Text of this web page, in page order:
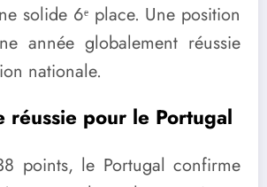
solide 6ᵉ place. Une position
année globalement réussie
nationale.
réussie pour le Portugal
points, le Portugal confirme